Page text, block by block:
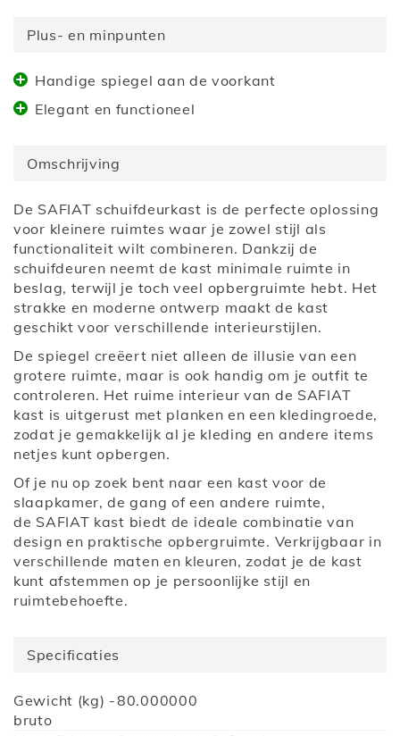
Plus- en minpunten
Handige spiegel aan de voorkant
Elegant en functioneel
Omschrijving
De SAFIAT schuifdeurkast is de perfecte oplossing
voor kleinere ruimtes waar je zowel stijl als
functionaliteit wilt combineren. Dankzij de
schuifdeuren neemt de kast minimale ruimte in
beslag, terwijl je toch veel opbergruimte hebt. Het
strakke en moderne ontwerp maakt de kast
geschikt voor verschillende interieurstijlen.
De spiegel creëert niet alleen de illusie van een
grotere ruimte, maar is ook handig om je outfit te
controleren. Het ruime interieur van de SAFIAT
kast is uitgerust met planken en een kledingroede,
zodat je gemakkelijk al je kleding en andere items
netjes kunt opbergen.
Of je nu op zoek bent naar een kast voor de
slaapkamer, de gang of een andere ruimte,
de SAFIAT kast biedt de ideale combinatie van
design en praktische opbergruimte. Verkrijgbaar in
verschillende maten en kleuren, zodat je de kast
kunt afstemmen op je persoonlijke stijl en
ruimtebehoefte.
Specificaties
Meer
informatie
Gewicht (kg) -
bruto
80.000000